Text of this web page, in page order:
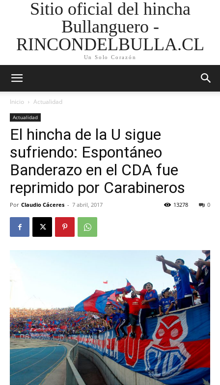
Sitio oficial del hincha
Bullanguero -
RINCONDELBULLA.CL
Un Solo Corazón
Inicio Actualidad
Actualidad
El hincha de la U sigue
sufriendo: Espontáneo
Banderazo en el CDA fue
reprimido por Carabineros
Por Claudio Cáceres - 7 abril, 2017 0
13278